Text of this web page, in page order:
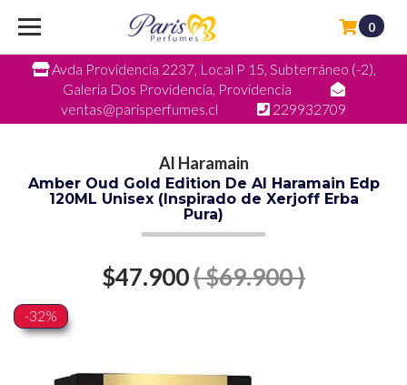
Avda Providencia 2237, Local P 15, Subterráneo (-2),
Galeria Dos Providencia, Providencia
ventas@parisperfumes.cl
229932709
0
Al Haramain
Amber Oud Gold Edition De Al Haramain Edp
120ML Unisex (Inspirado de Xerjoff Erba
Pura)
$47.900( $69.900 )
-32%